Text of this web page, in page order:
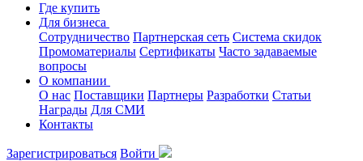
Где купить
Для бизнеса
Сотрудничество Партнерская сеть Система скидок
Промоматериалы Сертификаты Часто задаваемые
вопросы
О компании
О нас Поставщики Партнеры Разработки Статьи
Награды Для СМИ
Контакты
Зарегистрироваться Войти